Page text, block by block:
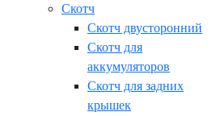
Скотч
Скотч двусторонний
Скотч для
аккумуляторов
Скотч для задних
крышек